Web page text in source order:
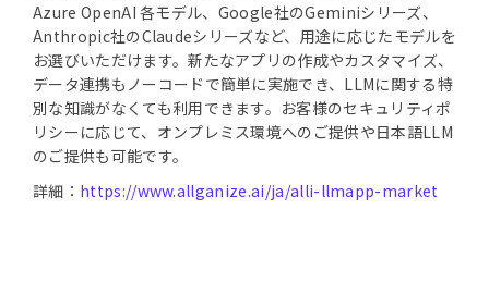
Azure OpenAI 各モデル、Google社のGeminiシリーズ、
Anthropic社のClaudeシリーズなど、用途に応じたモデルを
お選びいただけます。新たなアプリの作成やカスタマイズ、
データ連携もノーコードで簡単に実施でき、LLMに関する特
別な知識がなくても利用できます。お客様のセキュリティポ
リシーに応じて、オンプレミス環境へのご提供や日本語LLM
のご提供も可能です。
詳細： https://www.allganize.ai/ja/alli-llmapp-market